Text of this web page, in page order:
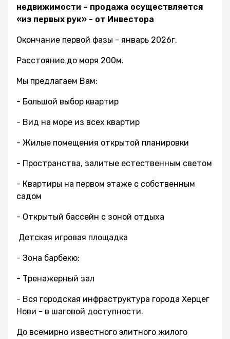
недвижимости – продажа осуществляется
«из первых рук» - от Инвестора
Окончание первой фазы - январь 2026г.
Расстояние до моря 200м.
Мы предлагаем Вам:
- Большой выбор квартир
- Вид на море из всех квартир
- Жилые помещения открытой планировки
- Пространства, залитые естественным светом
- Квартиры на первом этаже с собственным
садом
- Открытый бассейн с зоной отдыха
Детская игровая площадка
- Зона барбекю:
- Тренажерный зал
- Вся городская инфраструктура города Херцег
Нови - в шаговой доступности.
До всемирно известного элитного жилого